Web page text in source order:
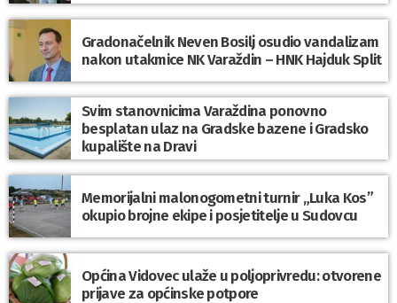
Gradonačelnik Neven Bosilj osudio vandalizam
nakon utakmice NK Varaždin – HNK Hajduk Split
Svim stanovnicima Varaždina ponovno
besplatan ulaz na Gradske bazene i Gradsko
kupalište na Dravi
Memorijalni malonogometni turnir „Luka Kos”
okupio brojne ekipe i posjetitelje u Sudovcu
Općina Vidovec ulaže u poljoprivredu: otvorene
prijave za općinske potpore